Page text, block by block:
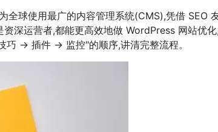
全球使用最广的内容管理系统(CMS),凭借 SEO
深运营者,都能更高效地做 WordPress 网站优
→ 插件 → 监控"的顺序,讲清完整流程。